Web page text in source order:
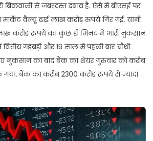
बिकवाली से जबरदस्त दबाव है. ऐसे में बीएसई पर
वैल्यू ढाई लाख करोड़ रुपये गिर गई. यानी
करोड़ रुपये का कुछ ही मिनट में भारी नुकसान
गड़बड़ी और 19 साल में पहली बार चौथी
नुकसान का बाद बैंक का शेयर गुरुवार को करीब
गया. बैंक का करीब 2300 करोड़ रुपये से ज्यादा